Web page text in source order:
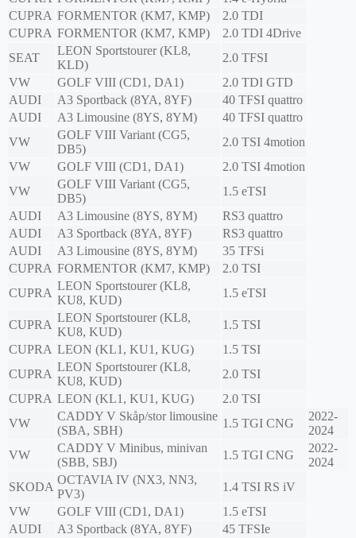
CUPRA FORMENTOR (KM7, KMP)
2.0 TDI
CUPRA FORMENTOR (KM7, KMP)
2.0 TDI 4Drive
SEAT
LEON Sportstourer (KL8,
KLD)
2.0 TFSI
VW
GOLF VIII (CD1, DA1)
2.0 TDI GTD
AUDI
A3 Sportback (8YA, 8YF)
40 TFSI quattro
AUDI
A3 Limousine (8YS, 8YM)
40 TFSI quattro
VW
GOLF VIII Variant (CG5,
DB5)
2.0 TSI 4motion
VW
GOLF VIII (CD1, DA1)
2.0 TSI 4motion
VW
GOLF VIII Variant (CG5,
DB5)
1.5 eTSI
AUDI
A3 Limousine (8YS, 8YM)
RS3 quattro
AUDI
A3 Sportback (8YA, 8YF)
RS3 quattro
AUDI
A3 Limousine (8YS, 8YM)
35 TFSi
CUPRA FORMENTOR (KM7, KMP)
2.0 TSI
CUPRA
LEON Sportstourer (KL8,
KU8, KUD)
1.5 eTSI
CUPRA
LEON Sportstourer (KL8,
KU8, KUD)
1.5 TSI
CUPRA LEON (KL1, KU1, KUG)
1.5 TSI
CUPRA
LEON Sportstourer (KL8,
KU8, KUD)
2.0 TSI
CUPRA LEON (KL1, KU1, KUG)
2.0 TSI
VW
CADDY V Skåp/stor limousine
(SBA, SBH)
1.5 TGI CNG
2022-
2024
VW
CADDY V Minibus, minivan
(SBB, SBJ)
1.5 TGI CNG
2022-
2024
SKODA
OCTAVIA IV (NX3, NN3,
PV3)
1.4 TSI RS iV
VW
GOLF VIII (CD1, DA1)
1.5 eTSI
AUDI
A3 Sportback (8YA, 8YF)
45 TFSIe